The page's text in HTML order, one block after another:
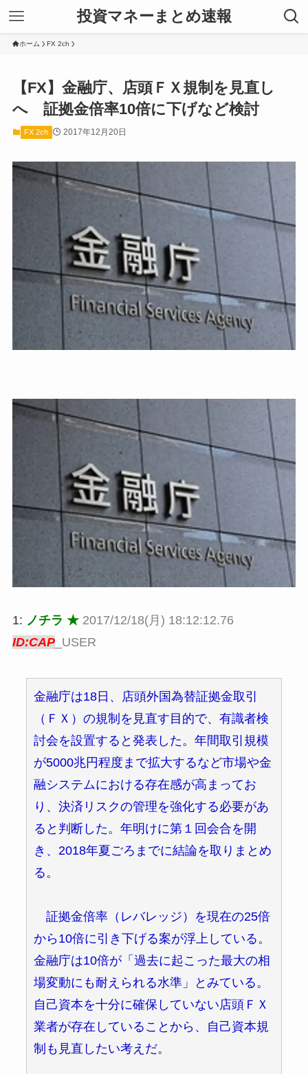
投資マネーまとめ速報
ホーム FX 2ch
【FX】金融庁、店頭ＦＸ規制を見直し
へ 証拠金倍率10倍に下げなど検討
FX 2ch 2017年12月20日
1: ノチラ ★ 2017/12/18(月) 18:12:12.76
ID:CAP_USER
金融庁は18日、店頭外国為替証拠金取引
（ＦＸ）の規制を見直す目的で、有識者検
討会を設置すると発表した。年間取引規模
が5000兆円程度まで拡大するなど市場や金
融システムにおける存在感が高まってお
り、決済リスクの管理を強化する必要があ
ると判断した。年明けに第１回会合を開
き、2018年夏ごろまでに結論を取りまとめ
る。
証拠金倍率（レバレッジ）を現在の25倍
から10倍に引き下げる案が浮上している。
金融庁は10倍が「過去に起こった最大の相
場変動にも耐えられる水準」とみている。
自己資本を十分に確保していない店頭ＦＸ
業者が存在していることから、自己資本規
制も見直したい考えだ。